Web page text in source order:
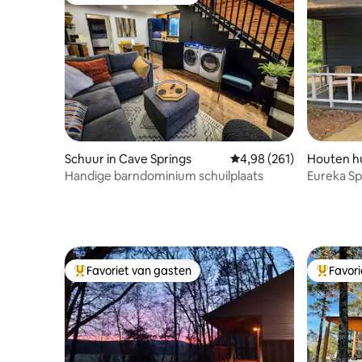
Schuur in Cave Springs Gemiddelde
4,98 (261)
Handige barndominium schuilplaats
Houten
ngs
Eureka
Topfavoriet van gasten
Favoriet van gasten